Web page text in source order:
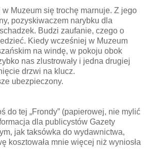
w Muzeum się trochę marnuje. Z jego
pozyskiwaczem narybku dla
Budzi zaufanie, czego o
Kiedy wcześniej w Muzeum
na windę, w pokoju obok
nas zlustrowały i jedna drugiej
drzwi na klucz.
ubezpieczony.
do tej „Frondy” (papierowej, nie mylić
dla publicystów Gazety
jak taksówka do wydawnictwa,
kosztowała mnie więcej niż wyniosła